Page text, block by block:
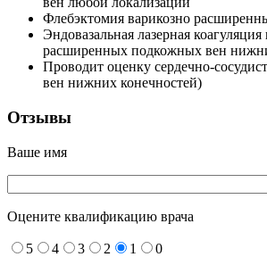
Флебэктомия варикозно
Эндовазальная лазерная коагуляция
расширенных подкожных вен
Проводит оценку сердечно-
вен нижних конечностей)
Отзывы
Ваше имя
Оцените квалификацию врача
5 4 3 2 1 0